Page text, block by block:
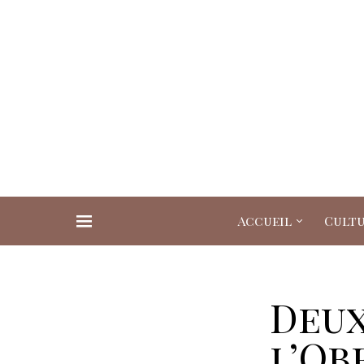
Accueil
Search for: